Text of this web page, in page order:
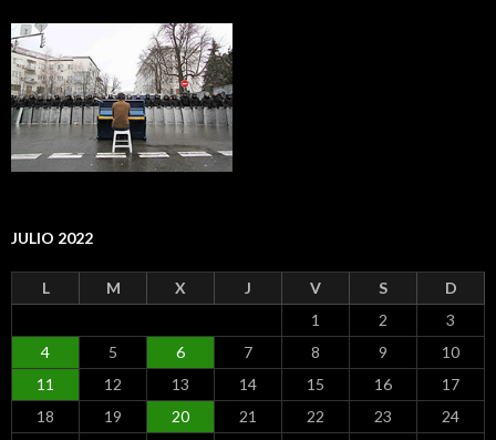
JULIO 2022
L M X J V S
D
1
2
3
4
5 6 7 8 9
10
11
12 13 14 15 16
17
18
19 20 21 22 23
24